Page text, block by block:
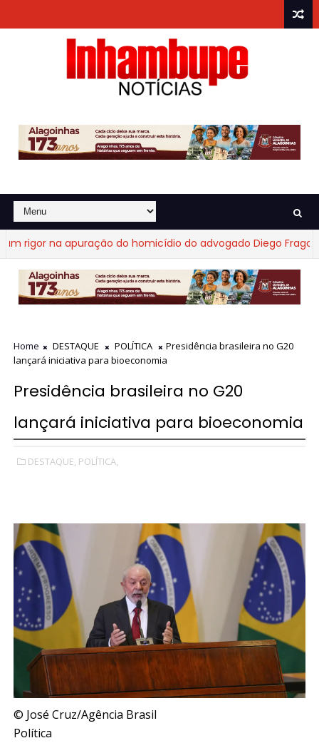
na apuração do homicídio do advogado Diego Fraga de
Home DESTAQUE POLÍTICA
Presidência brasileira no G20
lançará iniciativa para bioeconomia
Presidência brasileira no G20
lançará iniciativa para bioeconomia
DESTAQUE, POLÍTICA,
© José Cruz/Agência Brasil
Política